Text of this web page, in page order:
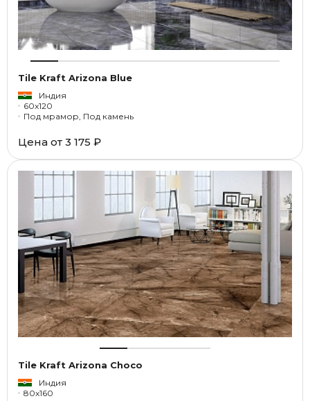
Tile Kraft Arizona Blue
Индия
60x120
Под мрамор, Под камень
Цена от 3 175 ₽
Tile Kraft Arizona Choco
Индия
80x160